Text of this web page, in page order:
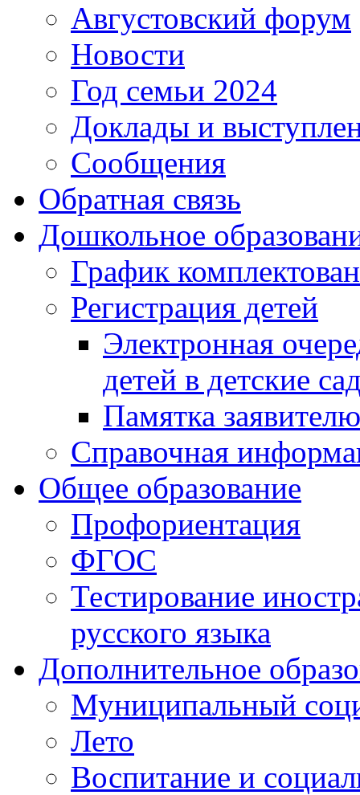
Августовский форум
Новости
Год семьи 2024
Доклады и
Сообщения
Обратная связь
Дошкольное
График
Регистрация детей
Электронная
детей в детские
Памятка заявителю
Справочная
Общее образование
Профориентация
ФГОС
Тестирование
русского языка
Дополнительное
Муниципальный
Лето
Воспитание и